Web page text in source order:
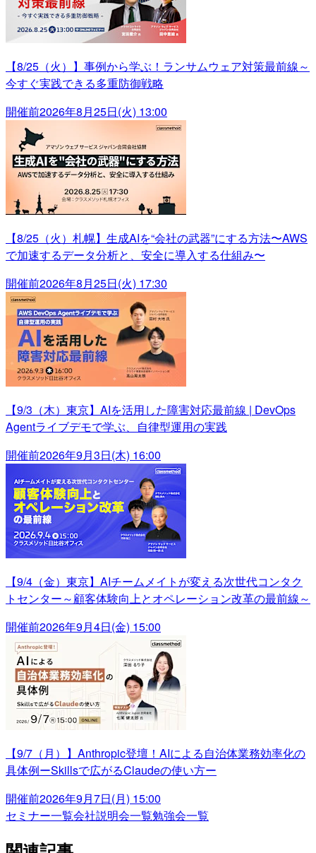
【8/25（火）】事例から学ぶ！ランサムウェア対策最前線～
今すぐ実践できる多重防御戦略
開催前2026年8月25日(火) 13:00
【8/25（火）札幌】生成AIを“会社の武器”にする方法〜AWS
で加速するデータ分析と、安全に導入する仕組み〜
開催前2026年8月25日(火) 17:30
【9/3（木）東京】AIを活用した障害対応最前線 | DevOps
Agentライブデモで学ぶ、自律型運用の実践
開催前2026年9月3日(木) 16:00
【9/4（金）東京】AIチームメイトが変える次世代コンタク
トセンター～顧客体験向上とオペレーション改革の最前線～
開催前2026年9月4日(金) 15:00
【9/7（月）】Anthropic登壇！AIによる自治体業務効率化の
具体例ーSkillsで広がるClaudeの使い方ー
開催前2026年9月7日(月) 15:00
セミナー一覧会社説明会一覧勉強会一覧